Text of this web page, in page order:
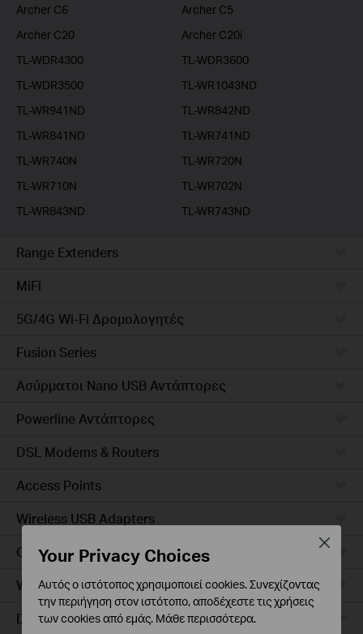
Archer C6
Archer C5
Archer C20
Archer C20i
TL-WDR4300
TL-WDR3600
TL-WDR3500
TL-WR1043ND
TL-WR941ND
TL-WR842ND
TL-WR841ND
TL-WR741ND
TL-WR740N
TL-WR720N
TL-WR710N
TL-WR702N
TL-WR843ND
TL-WR743ND
Range Extenders
MiFi
5G/4G Wi-Fi Δρομολογητές
Fusion Series
Ασύρματοι Nano USB Αντάπτορες
Powerline Αντάπτορες
DSL Modems & Routers
Access Points
Wireless USB Adapters
Ceiling Mount
Wall Plate
Desktop
Your Privacy Choices
Αυτός ο ιστότοπος χρησιμοποιεί cookies. Συνεχίζοντας
την περιήγηση στον ιστότοπο, αποδέχεστε τις χρήσεις
των cookies από εμάς. Μάθε περισσότερα.
Close